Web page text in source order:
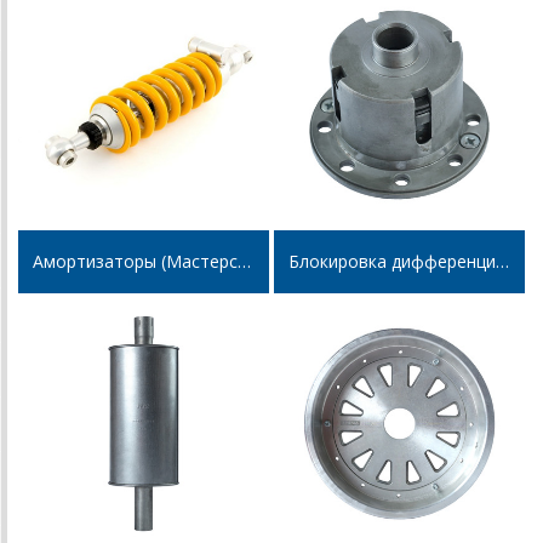
Амортизаторы (Мастерспорт,Ohlins ) Блокировка дифференциала